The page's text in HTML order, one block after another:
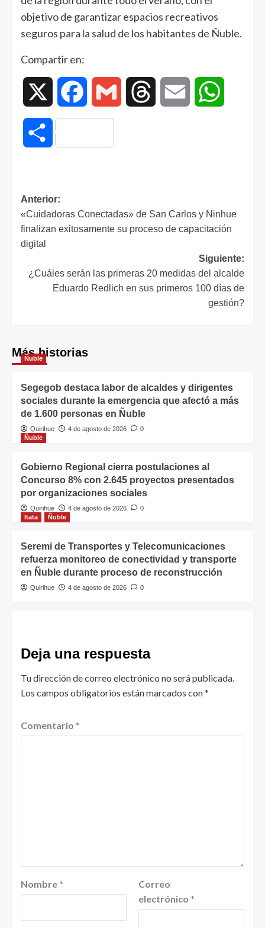
objetivo de garantizar espacios recreativos
seguros para la salud de los habitantes de Ñuble.
Compartir en:
Facebook Gmail Threads Email
Compartir
Anterior:
«Cuidadoras Conectadas» de San Carlos y Ninhue
finalizan exitosamente su proceso de capacitación
digital
Siguiente:
¿Cuáles serán las primeras 20 medidas del alcalde
Eduardo Redlich en sus primeros 100 días de
gestión?
Más historias
Ñuble
Segegob destaca labor de alcaldes y dirigentes
sociales durante la emergencia que afectó a más
de 1.600 personas en Ñuble
Quirihue 4 de agosto de 2026
0
Ñuble
Gobierno Regional cierra postulaciones al
Concurso 8% con 2.645 proyectos presentados
por organizaciones sociales
Quirihue 4 de agosto de 2026
0
Itata
Ñuble
Seremi de Transportes y Telecomunicaciones
refuerza monitoreo de conectividad y transporte
en Ñuble durante proceso de reconstrucción
Quirihue 4 de agosto de 2026 0
Deja una respuesta
Tu dirección de correo electrónico no será publicada.
Los campos obligatorios están marcados con*
Comentario *
Nombre *
Correo
electrónico *